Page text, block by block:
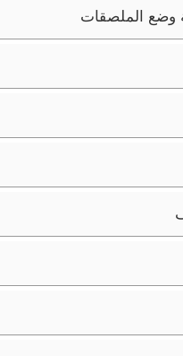
وضع الملصقات